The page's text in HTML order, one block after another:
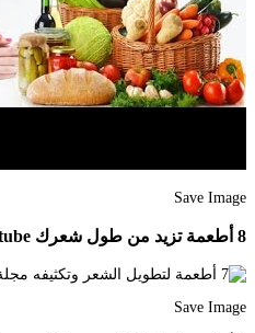
Save Image
8 أطعمة تزيد من طول شعرك Youtube
Save Image